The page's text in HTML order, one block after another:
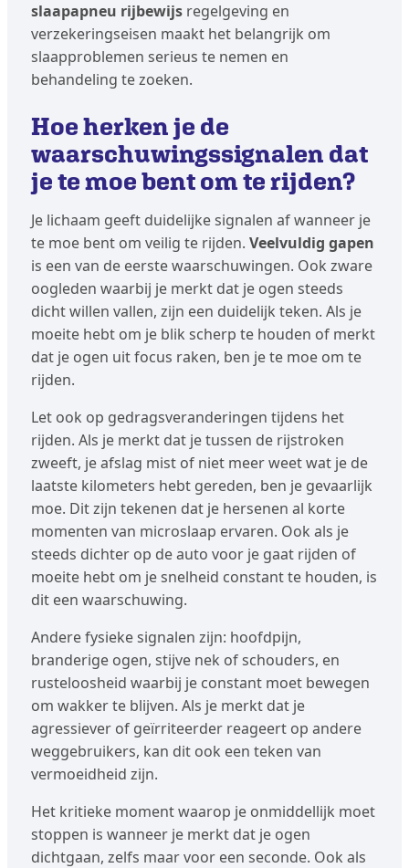
slaapapneu rijbewijsregelgeving en
verzekeringseisen maakt het belangrijk om
slaapproblemen serieus te nemen en
behandeling te zoeken.
Hoe herken je de
waarschuwingssignalen dat
je te moe bent om te rijden?
Je lichaam geeft duidelijke signalen af wanneer je
te moe bent om veilig te rijden. Veelvuldig gapen
is een van de eerste waarschuwingen. Ook zware
oogleden waarbij je merkt dat je ogen steeds
dicht willen vallen, zijn een duidelijk teken. Als je
moeite hebt om je blik scherp te houden of merkt
dat je ogen uit focus raken, ben je te moe om te
rijden.
Let ook op gedragsveranderingen tijdens het
rijden. Als je merkt dat je tussen de rijstroken
zweeft, je afslag mist of niet meer weet wat je de
laatste kilometers hebt gereden, ben je gevaarlijk
moe. Dit zijn tekenen dat je hersenen al korte
momenten van microslaap ervaren. Ook als je
steeds dichter op de auto voor je gaat rijden of
moeite hebt om je snelheid constant te houden, is
dit een waarschuwing.
Andere fysieke signalen zijn: hoofdpijn,
branderige ogen, stijve nek of schouders, en
rusteloosheid waarbij je constant moet bewegen
om wakker te blijven. Als je merkt dat je
agressiever of geïrriteerder reageert op andere
weggebruikers, kan dit ook een teken van
vermoeidheid zijn.
Het kritieke moment waarop je onmiddellijk moet
stoppen is wanneer je merkt dat je ogen
dichtgaan, zelfs maar voor een seconde. Ook als